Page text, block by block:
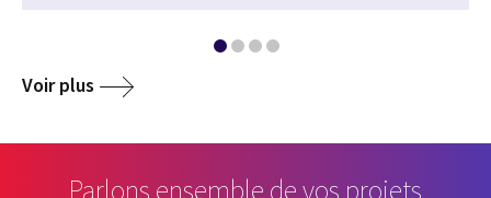
Voir plus
Parlons ensemble de vos projets